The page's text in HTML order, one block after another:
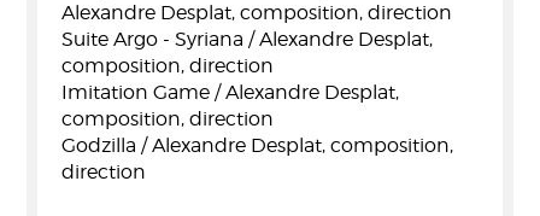
Alexandre Desplat, composition, direction
Suite Argo - Syriana / Alexandre Desplat,
composition, direction
Imitation Game / Alexandre Desplat,
composition, direction
Godzilla / Alexandre Desplat, composition,
direction